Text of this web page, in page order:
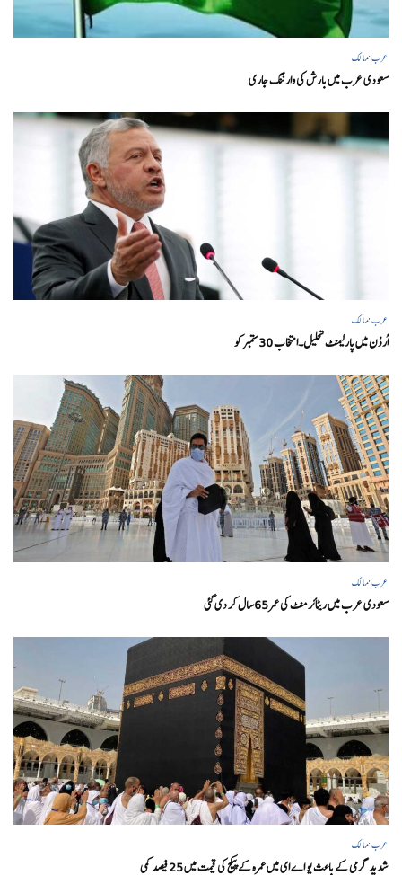
عرب ممالک
سعودی عرب میں بارش کی وارننگ جاری
عرب ممالک
اُردُن میں پارلیمنٹ تحلیل۔انتخاب 30 ستمبرکو
عرب ممالک
سعودی عرب میں ریٹائرمنٹ کی عمر 65سال کر دی گئی
عرب ممالک
شدید گرمی کے باعث یو اے ای میں عمرہ کے پیکج کی قیمت میں 25 فیصد کمی